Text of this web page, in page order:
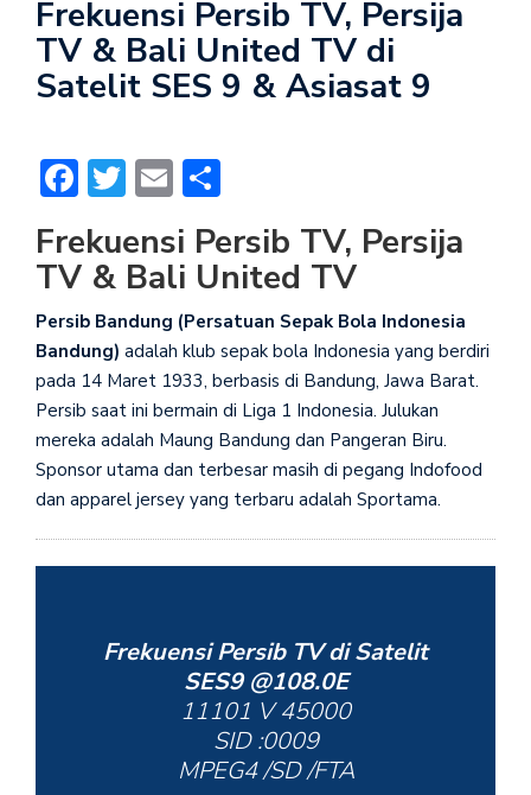
Frekuensi Persib TV, Persija
TV & Bali United TV di
Satelit SES 9 & Asiasat 9
Facebook
Twitter
Email
Frekuensi Persib TV, Persija
TV & Bali United TV
Persib Bandung (Persatuan Sepak Bola Indonesia
Bandung) adalah klub sepak bola Indonesia yang berdiri
pada 14 Maret 1933, berbasis di Bandung, Jawa Barat.
Persib saat ini bermain di Liga 1 Indonesia. Julukan
mereka adalah Maung Bandung dan Pangeran Biru.
Sponsor utama dan terbesar masih di pegang Indofood
dan apparel jersey yang terbaru adalah Sportama.
Frekuensi Persib TV di Satelit
SES9 @108.0E
11101 V 45000
SID :0009
MPEG4 /SD /FTA